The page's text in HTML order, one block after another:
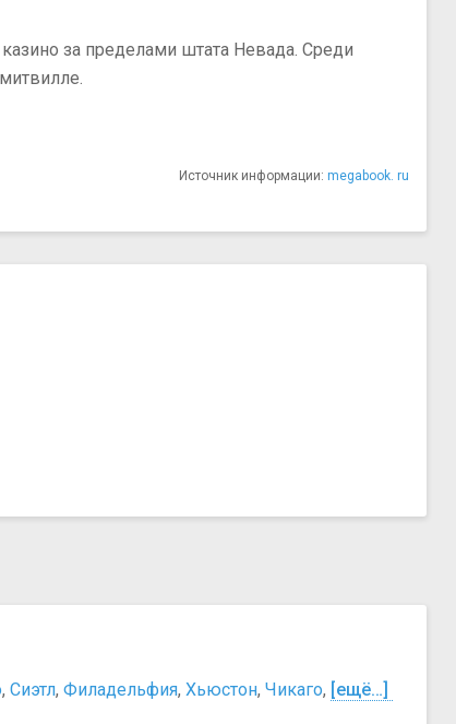
за пределами штата Невада. Среди
Источник информации: megabook. ru
, Сиэтл, Филадельфия, Хьюстон, Чикаго, [ещё…]